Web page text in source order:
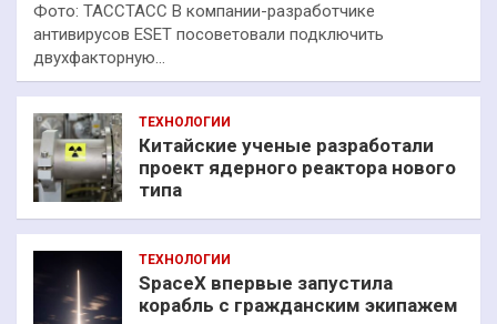
Фото: ТАССТАСС В компании-разработчике
антивирусов ESET посоветовали подключить
двухфакторную…
ТЕХНОЛОГИИ
Китайские ученые разработали
проект ядерного реактора нового
типа
ТЕХНОЛОГИИ
SpaceX впервые запустила
корабль с гражданским экипажем